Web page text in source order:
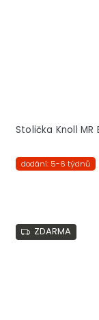
Stolička Knoll MR
dodání: 5-6 týdnů
ZDARMA